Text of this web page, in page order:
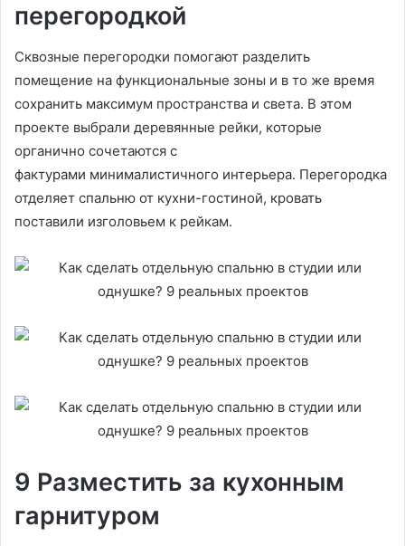
перегородкой
Сквозные перегородки помогают разделить
помещение на функциональные зоны и в то же время
сохранить максимум пространства и света. В этом
проекте выбрали деревянные рейки, которые
органично сочетаются с
фактурами минималистичного интерьера. Перегородка
отделяет спальню от кухни-гостиной, кровать
поставили изголовьем к рейкам.
9 Разместить за кухонным
гарнитуром